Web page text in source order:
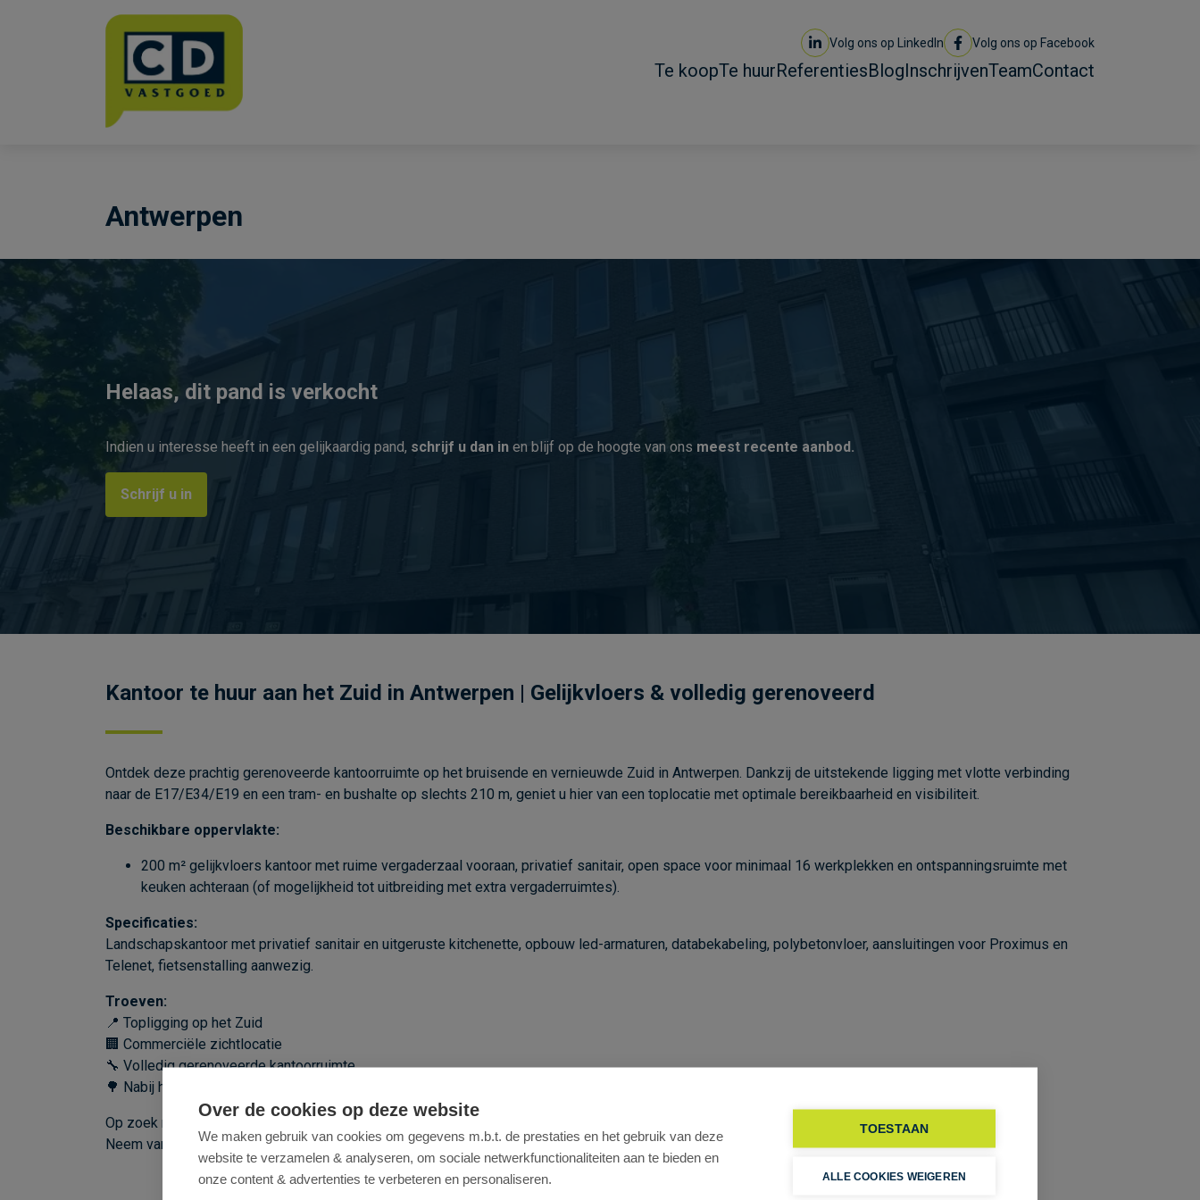
Menu overslaan en naar de inhoud gaan
Volg ons op LinkedIn Volg ons op Facebook
Te koopTe huurReferentiesBlogInschrijvenTeamContact
Antwerpen
Helaas, dit pand is verkocht
Indien u interesse heeft in een gelijkaardig pand, schrijf u dan in en blijf op de hoogte van ons meest recente aanbod.
Schrijf u in
Kantoor te huur aan het Zuid in Antwerpen | Gelijkvloers & volledig gerenoveerd
Ontdek deze prachtig gerenoveerde kantoorruimte op het bruisende en vernieuwde Zuid in Antwerpen. Dankzij de uitstekende ligging met vlotte verbinding
naar de E17/E34/E19 en een tram- en bushalte op slechts 210 m, geniet u hier van een toplocatie met optimale bereikbaarheid en visibiliteit.
Beschikbare oppervlakte:
200 m² gelijkvloers kantoor met ruime vergaderzaal vooraan, privatief sanitair, open space voor minimaal 16 werkplekken en ontspanningsruimte met
keuken achteraan (of mogelijkheid tot uitbreiding met extra vergaderruimtes).
Specificaties:
Landschapskantoor met privatief sanitair en uitgeruste kitchenette, opbouw led-armaturen, databekabeling, polybetonvloer, aansluitingen voor Proximus en
Telenet, fietsenstalling aanwezig.
Troeven:
📍 Topligging op het Zuid
🏢 Commerciële zichtlocatie
🔧 Volledig gerenoveerde kantoorruimte
🌳 Nabij het Zuidpark
Op zoek naar een modern en instapklaar kantoor met uitstraling in hartje Antwerpen-Zuid?
Neem vandaag nog contact op via03/369.23.23 ofinfo@cd-vastgoed.com voor meer informatie of een bezoek.
Over de cookies op deze website
We maken gebruik van cookies om gegevens m.b.t. de prestaties en het gebruik van deze
website te verzamelen & analyseren, om sociale netwerkfunctionaliteiten aan te bieden en
onze content & advertenties te verbeteren en personaliseren.
TOESTAAN
ALLE COOKIES WEIGEREN